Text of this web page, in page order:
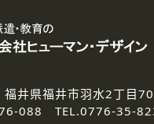
3.個人情報の取り扱いの
弊社の定める個人情報保
4.個人情報の開示等につ
ご提供いただいた個人情
福井県福井市羽水2丁目
088 TEL.0776-35-